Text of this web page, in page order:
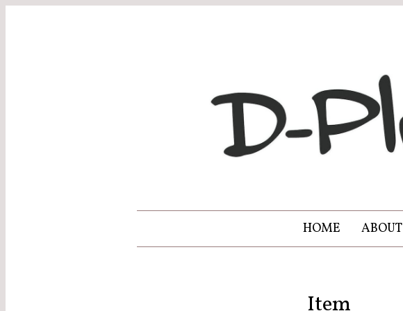
HOME ABOUT
Item